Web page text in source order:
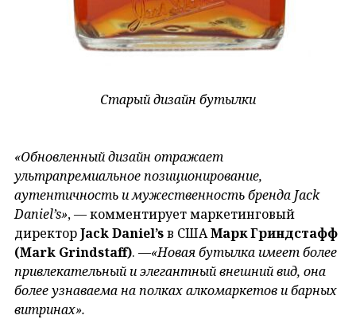
Старый дизайн бутылки
«Обновленный дизайн отражает
ультрапремиальное позиционирование,
аутентичность и мужественность бренда Jack
Daniel’s», — комментирует маркетинговый
директорJack Daniel’sв СШАМарк Гриндстафф
(Mark Grindstaff). —«Новая бутылка имеет более
привлекательный и элегантный внешний вид, она
более узнаваема на полках алкомаркетов и барных
витринах».